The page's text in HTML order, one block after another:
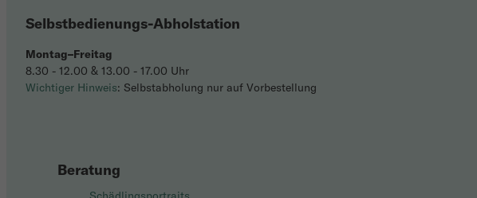
Beratung
Selbstbedienungs-Abholstation
Montag–Freitag
8.30 - 12.00 & 13.00 - 17.00 Uhr
Wichtiger Hinweis: Selbstabholung nur auf Vorbestellung